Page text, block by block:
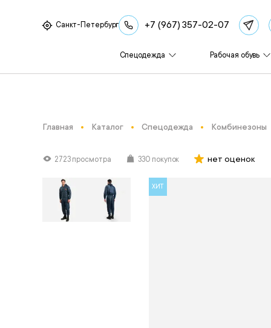
Санкт-Петербург +7 (967) 357-02-07
Спецодежда Рабочая обувь
Главная Каталог Спецодежда Комбинезоны
2723 просмотра 330 покупок нет оценок
ХИТ